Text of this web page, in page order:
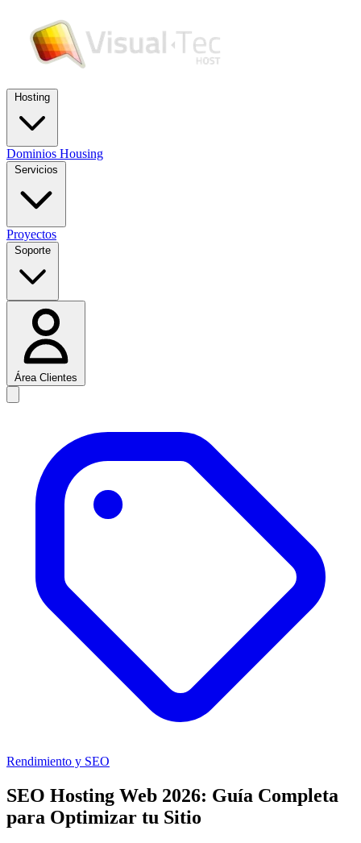
Hosting
Dominios Housing
Servicios
Proyectos
Soporte
Área Clientes
Rendimiento y SEO
SEO Hosting Web 2026: Guía Completa
para Optimizar tu Sitio